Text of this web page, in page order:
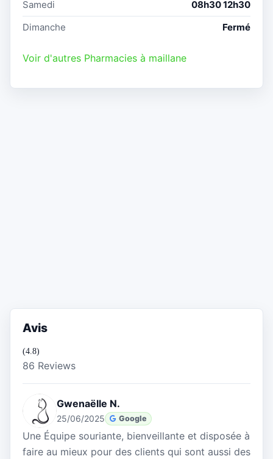
Samedi
08h30 12h30
Dimanche
Fermé
Voir d'autres Pharmacies à maillane
Avis
(4.8)
86 Reviews
Gwenaëlle N.
25/06/2025 Google
Une Équipe souriante, bienveillante et disposée à
faire au mieux pour des clients qui sont aussi des